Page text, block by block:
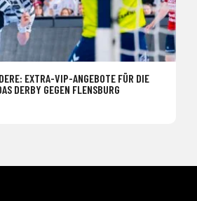
EXTRA-VIP-ANGEBOTE FÜR DIE
DERBY GEGEN FLENSBURG